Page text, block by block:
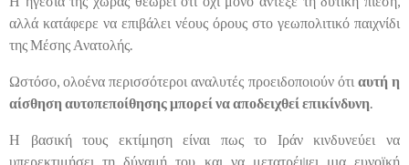
αλλά κατάφερε να επιβάλει νέους όρους στο γεωπολιτικό παιχνίδι
της Μέσης Ανατολής.
Ωστόσο, ολοένα περισσότεροι αναλυτές προειδοποιούν ότι αυτή η
αίσθηση αυτοπεποίθησης μπορεί να αποδειχθεί επικίνδυνη
Η βασική τους εκτίμηση είναι πως το Ιράν κινδυνεύει να
υπερεκτιμήσει τη δύναμή του και να μετατρέψει μια ευνοϊκή